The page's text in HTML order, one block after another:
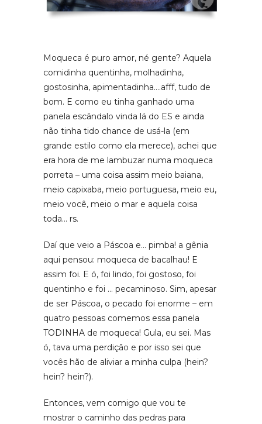
Moqueca é puro amor, né gente? Aquela
comidinha quentinha, molhadinha,
gostosinha, apimentadinha….afff, tudo de
bom. E como eu tinha ganhado uma
panela escândalo vinda lá do ES e ainda
não tinha tido chance de usá-la (em
grande estilo como ela merece), achei que
era hora de me lambuzar numa moqueca
porreta – uma coisa assim meio baiana,
meio capixaba, meio portuguesa, meio eu,
meio você, meio o mar e aquela coisa
toda… rs.
Daí que veio a Páscoa e… pimba! a gênia
aqui pensou: moqueca de bacalhau! E
assim foi. E ó, foi lindo, foi gostoso, foi
quentinho e foi … pecaminoso. Sim, apesar
de ser Páscoa, o pecado foi enorme – em
quatro pessoas comemos essa panela
TODINHA de moqueca! Gula, eu sei. Mas
ó, tava uma perdição e por isso sei que
vocês hão de aliviar a minha culpa (hein?
hein? hein?).
Entonces, vem comigo que vou te
mostrar o caminho das pedras para